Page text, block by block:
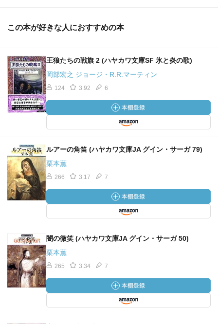
この本が好きな人におすすめの本
王狼たちの戦旗 2 (ハヤカワ文庫SF 氷と炎の歌)
岡部宏之 ジョージ・R.R.マーティン
124 3.92 6
ルアーの角笛 (ハヤカワ文庫JA グイン・サーガ 79)
栗本薫
266 3.17 7
闇の微笑 (ハヤカワ文庫JA グイン・サーガ 50)
栗本薫
265 3.34 7